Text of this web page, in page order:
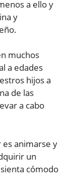
a ello y
y
muchos
a edades
hijos a
de las
a cabo
animarse y
un
cómodo